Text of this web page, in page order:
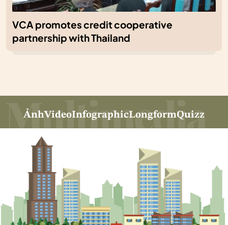
VCA promotes credit cooperative
partnership with Thailand
ẢnhVideoInfographicLongformQuizz